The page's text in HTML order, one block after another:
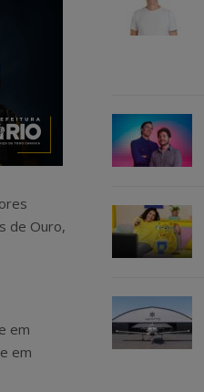
de Ouro,
em
em